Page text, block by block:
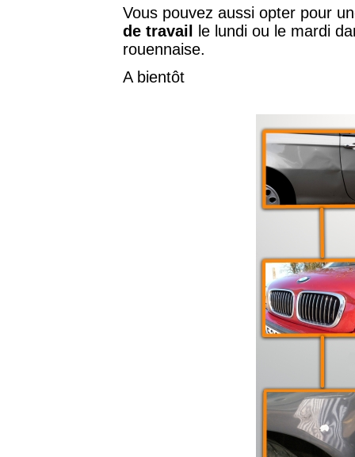
Vous pouvez aussi opter pour
de travail
le lundi ou le mardi
rouennaise.
A bientôt